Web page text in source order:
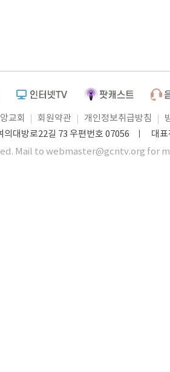
교회 회원약관 개인정보취급방침
의대방로22길 73 우편번호 07056 ㅣ 대
Mail to webmaster@gcntv.org for